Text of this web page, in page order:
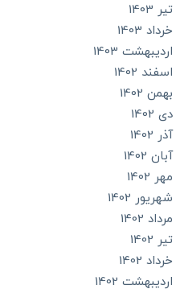
تير 1403
خرداد 1403
ارديبهشت 1403
اسفند 1402
بهمن 1402
دی 1402
آذر 1402
آبان 1402
مهر 1402
شهریور 1402
مرداد 1402
تير 1402
خرداد 1402
ارديبهشت 1402